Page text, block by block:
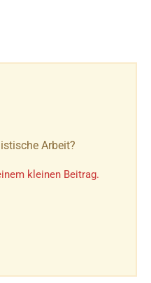
Arbeit?
kleinen Beitrag.